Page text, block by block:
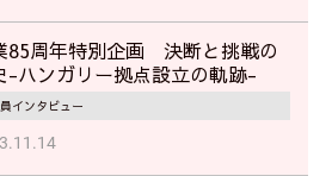
85周年特別企画 決断と挑戦の
-ハンガリー拠点設立の軌跡-
インタビュー